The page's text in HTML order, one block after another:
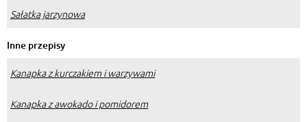
Sałatka jarzynowa
Inne przepisy
Kanapka z kurczakiem i warzywami
Kanapka z awokado i pomidorem